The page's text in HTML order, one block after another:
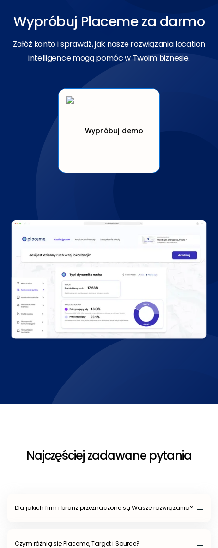
Wypróbuj Placeme za darmo
Załóż konto i sprawdź, jak nasze rozwiązania location
intelligence mogą pomóc w Twoim biznesie.
Wypróbuj demo
Najczęściej zadawane pytania
Dla jakich firm i branż przeznaczone są Wasze rozwiązania?
Czym różnią się Placeme, Target i Source?